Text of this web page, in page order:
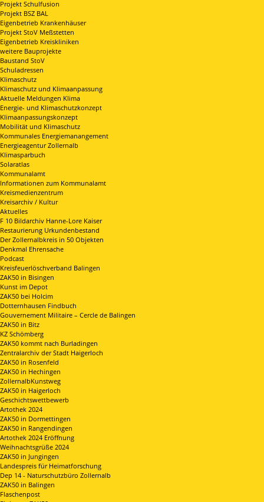
Projekt Schulfusion
Projekt BSZ BAL
Eigenbetrieb Krankenhäuser
Projekt StoV Meßstetten
Eigenbetrieb Kreiskliniken
weitere Bauprojekte
Baustand StoV
Schuladressen
Klimaschutz
Klimaschutz und Klimaanpassung
Aktuelle Meldungen Klima
Energie- und Klimaschutzkonzept
Klimaanpassungskonzept
Mobilität und Klimaschutz
Kommunales Energiemanangement
Energieagentur Zollernalb
Klimasparbuch
Solaratlas
Kommunalamt
Informationen zum Kommunalamt
Kreismedienzentrum
Kreisarchiv / Kultur
Aktuelles
F 10 Bildarchiv Hanne-Lore Kaiser
Restaurierung Urkundenbestand
Der Zollernalbkreis in 50 Objekten
Denkmal Ehrensache
Podcast
Kreisfeuerlöschverband Balingen
ZAK50 in Bisingen
Kunst im Depot
ZAK50 bei Holcim
Dotternhausen Findbuch
Gouvernement Militaire – Cercle de Balingen
ZAK50 in Bitz
KZ Schömberg
ZAK50 kommt nach Burladingen
Zentralarchiv der Stadt Haigerloch
ZAK50 in Rosenfeld
ZAK50 in Hechingen
ZollernalbKunstweg
ZAK50 in Haigerloch
Geschichtswettbewerb
Artothek 2024
ZAK50 in Dormettingen
ZAK50 in Rangendingen
Artothek 2024 Eröffnung
Weihnachtsgrüße 2024
ZAK50 in Jungingen
Landespreis für Heimatforschung
Dep 14 - Naturschutzbüro Zollernalb
ZAK50 in Balingen
Flaschenpost